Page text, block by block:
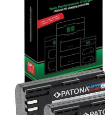
Boxe portabile
Console
Laptop
POS/Scanere coduri de bare
Scule electrice
Smartwatch